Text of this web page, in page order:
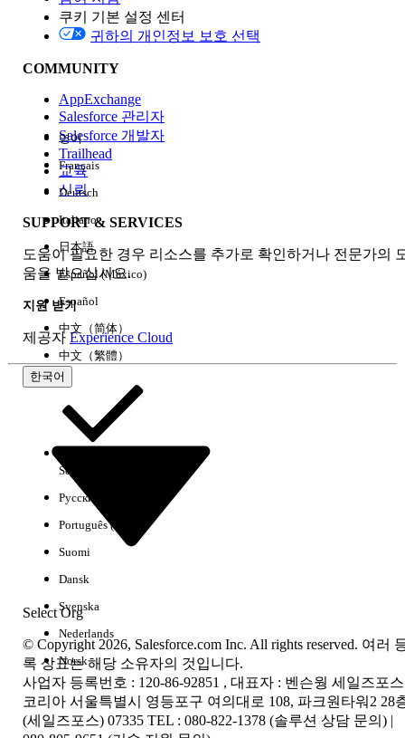
Edition
경험
키워드의 맞춤법을 확인하십시오.
필터 수를 줄여 검색 범위를 확장하십시오.
도움말 검색
전체 Salesforce 도움말 검색
쿠키 기본 설정 센터
귀하의 개인정보 보호 선택
COMMUNITY
AppExchange
Salesforce 관리자
Salesforce 개발자
Trailhead
교육
신뢰
SUPPORT & SERVICES
도움이 필요한 경우 리소스를 추가로 확인하거나 전문가의
움을 받으십시오.
지원 받기
제공자 Experience Cloud
한국어
Select Org
영어
Français
Deutsch
Italiano
日本語
Español (México)
Español
中文（简体）
中文（繁體）
Select Org
Русский
Português (Brasil)
Suomi
Dansk
Svenska
Nederlands
Norsk
© Copyright 2026, Salesforce.com Inc. All rights reserved. 여러
록 상표는 해당 소유자의 것입니다.
사업자 등록번호 : 120-86-92851 , 대표자 : 벤슨웡 세일즈포스
코리아 서울특별시 영등포구 여의대로 108, 파크원타워2 28
(세일즈포스) 07335 TEL : 080-822-1378 (솔루션 상담 문의) |